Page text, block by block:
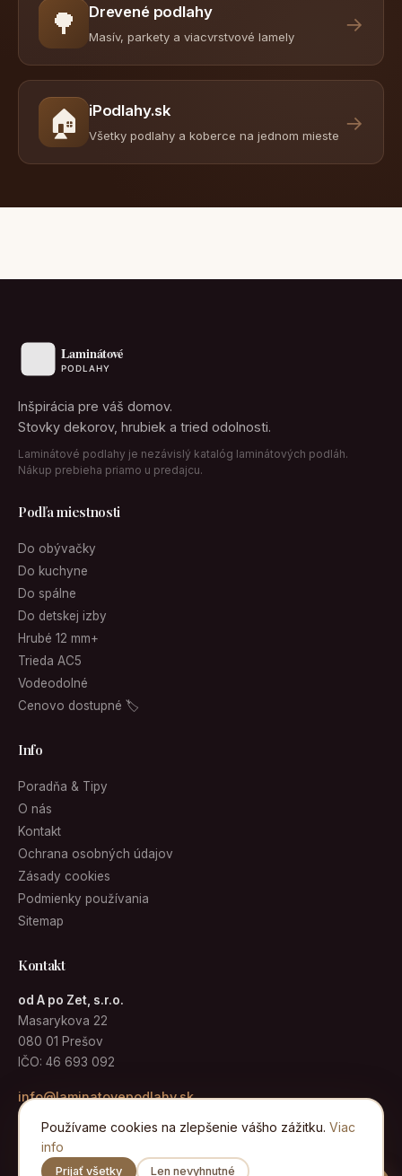
Používame cookies na zlepšenie vášho zážitku. Viac
info
Prijať všetky Len nevyhnutné
🌳 Drevené podlahy
Masív, parkety a viacvrstvové lamely
→
🏠 iPodlahy.sk
Všetky podlahy a koberce na jednom mieste
→
Inšpirácia pre váš domov.
Stovky dekorov, hrubiek a tried odolnosti.
Laminátové podlahy je nezávislý katalóg laminátových podláh.
Nákup prebieha priamo u predajcu.
Podľa miestnosti
Do obývačky
Do kuchyne
Do spálne
Do detskej izby
Hrubé 12 mm+
Trieda AC5
Vodeodolné
Cenovo dostupné 🏷
Info
Poradňa & Tipy
O nás
Kontakt
Ochrana osobných údajov
Zásady cookies
Podmienky používania
Sitemap
Kontakt
od A po Zet, s.r.o.
Masarykova 22
080 01 Prešov
IČO: 46 693 092
info@laminatovepodlahy.sk